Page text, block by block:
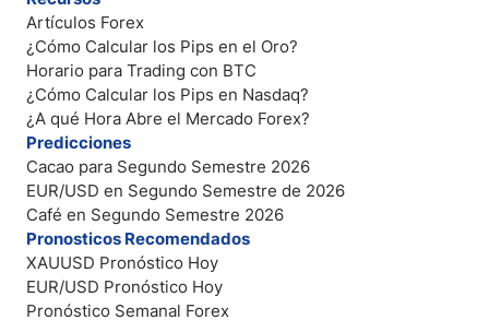
Artículos Forex
¿Cómo Calcular los Pips en el Oro?
Horario para Trading con BTC
¿Cómo Calcular los Pips en Nasdaq?
¿A qué Hora Abre el Mercado Forex?
Predicciones
Cacao para Segundo Semestre 2026
EUR/USD en Segundo Semestre de 2026
Café en Segundo Semestre 2026
Pronosticos Recomendados
XAUUSD Pronóstico Hoy
EUR/USD Pronóstico Hoy
Pronóstico Semanal Forex